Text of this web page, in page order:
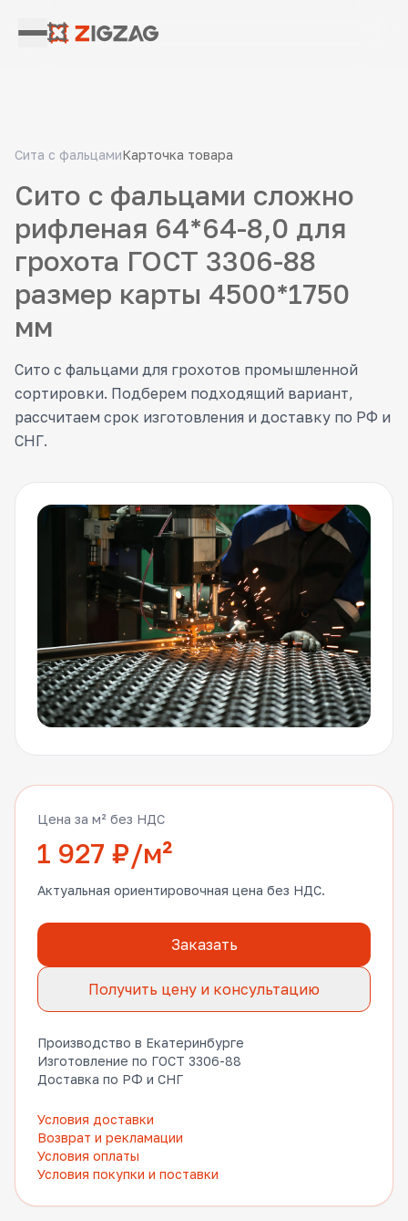
Сита с фальцамиКарточка товара
Сито с фальцами сложно
рифленая 64*64-8,0 для
грохота ГОСТ 3306-88
размер карты 4500*1750
мм
Сито с фальцами для грохотов промышленной
сортировки. Подберем подходящий вариант,
рассчитаем срок изготовления и доставку по РФ и
СНГ.
Цена за м² без НДС
1 927 ₽/м²
Актуальная ориентировочная цена без НДС.
Заказать
Получить цену и консультацию
Производство в Екатеринбурге
Изготовление по ГОСТ 3306-88
Доставка по РФ и СНГ
Условия доставки
Возврат и рекламации
Условия оплаты
Условия покупки и поставки